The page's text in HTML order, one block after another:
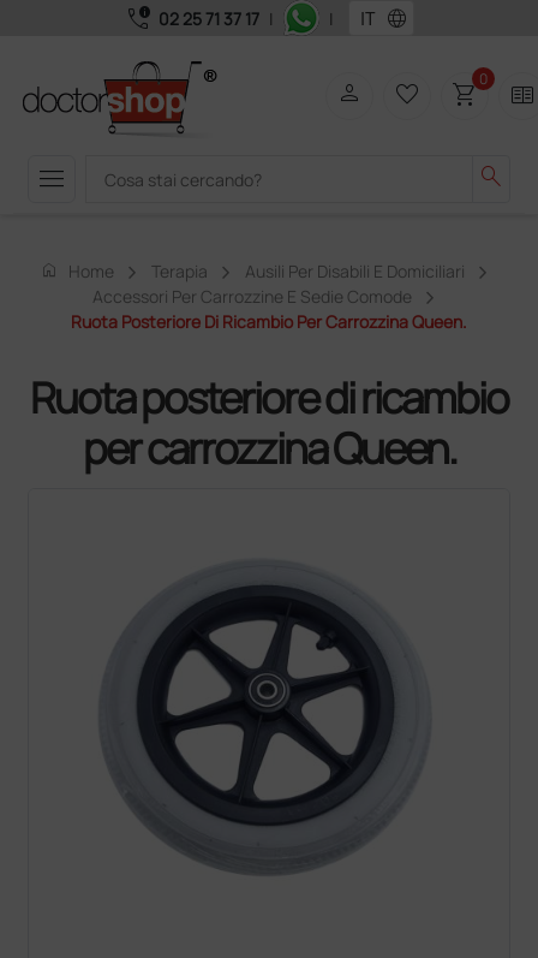
call_quality 02 25 71 37 17 | | language
menu search
person favorite_border shopping_cart0 two_pager
home Home Terapia
Ausili Per Disabili E Domiciliari
Accessori Per Carrozzine E Sedie Comode
Ruota Posteriore Di Ricambio Per Carrozzina Queen.
Ruota posteriore di ricambio
per carrozzina Queen.